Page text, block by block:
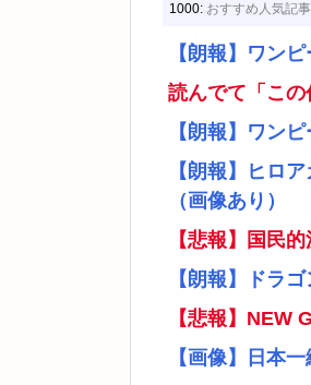
1000: おすすめ人気記事
【朗報】ワン
読んでて「こ
【朗報】ワン
【朗報】ヒロ
（画像あり）
【悲報】国民
【朗報】ドラ
【悲報】NEW
【画像】日本